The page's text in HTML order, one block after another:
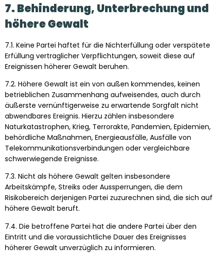
7. Behinderung, Unterbrechung und
höhere Gewalt
7.1. Keine Partei haftet für die Nichterfüllung oder verspätete
Erfüllung vertraglicher Verpflichtungen, soweit diese auf
Ereignissen höherer Gewalt beruhen.
7.2. Höhere Gewalt ist ein von außen kommendes, keinen
betrieblichen Zusammenhang aufweisendes, auch durch
äußerste vernünftigerweise zu erwartende Sorgfalt nicht
abwendbares Ereignis. Hierzu zählen insbesondere
Naturkatastrophen, Krieg, Terrorakte, Pandemien, Epidemien,
behördliche Maßnahmen, Energieausfälle, Ausfälle von
Telekommunikationsverbindungen oder vergleichbare
schwerwiegende Ereignisse.
7.3. Nicht als höhere Gewalt gelten insbesondere
Arbeitskämpfe, Streiks oder Aussperrungen, die dem
Risikobereich derjenigen Partei zuzurechnen sind, die sich auf
höhere Gewalt beruft.
7.4. Die betroffene Partei hat die andere Partei über den
Eintritt und die voraussichtliche Dauer des Ereignisses
höherer Gewalt unverzüglich zu informieren.